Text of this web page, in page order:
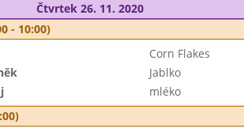
Čtvrtek 26. 11. 2020
- 10:00)
Corn Flakes
Jablko
mléko